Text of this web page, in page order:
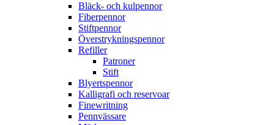
Bläck- och kulpennor
Fiberpennor
Stiftpennor
Överstrykningspennor
Refiller
Patroner
Stift
Blyertspennor
Kalligrafi och reservoar
Finewritning
Pennvässare